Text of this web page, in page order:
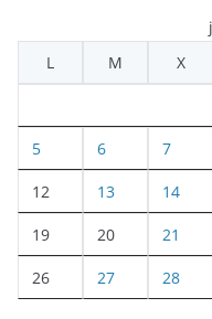
L
M X
5 6 7
12 13 14
19 20 21
26 27 28